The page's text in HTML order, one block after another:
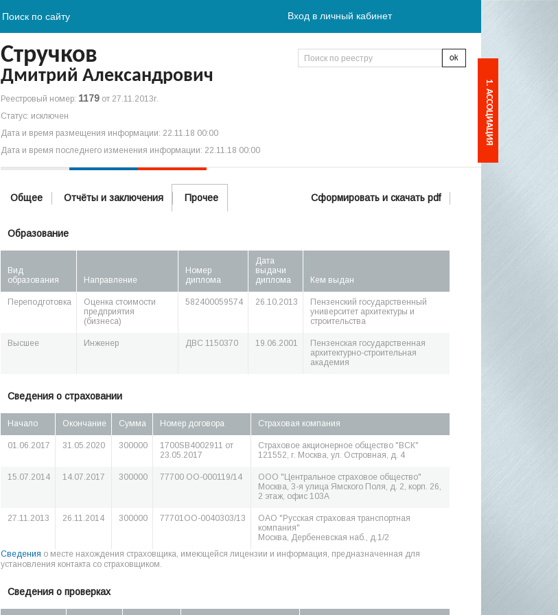
Вход в личный кабинет
Стручков
Дмитрий Александрович
Реестровый номер: 1179 от 27.11.2013г.
Статус: исключен
Дата и время размещения информации: 22.11.18 00:00
Дата и время последнего изменения информации: 22.11.18 00:00
Общее Отчёты и заключения Прочее Сформировать и скачать pdf
Образование
Вид
образования
Направление
Номер
диплома
Дата
выдачи
диплома
Кем выдан
Переподготовка
Оценка стоимости
предприятия
(бизнеса)
582400059574 26.10.2013
Пензенский государственный
университет архитектуры и
строительства
Высшее Инженер ДВС 1150370 19.06.2001
Пензенская государственная
архитектурно-строительная
академия
Сведения о страховании
Начало Окончание Сумма Номер договора Страховая компания
01.06.2017 31.05.2020 300000
1700SB4002911 от
23.05.2017
Страховое акционерное общество "ВСК"
121552, г. Москва, ул. Островная, д. 4
15.07.2014 14.07.2017 300000 77700 ОО-000119/14
ООО "Центральное страховое общество"
Москва, 3-я улица Ямского Поля, д. 2, корп. 26,
2 этаж, офис 103А
27.11.2013 26.11.2014 300000 77701ОО-0040303/13
ОАО "Русская страховая транспортная
компания"
Москва, Дербеневская наб., д.1/2
Сведения о месте нахождения страховщика, имеющейся лицензии и информация, предназначенная для
установления контакта со страховщиком.
Сведения о проверках
1. АССОЦИАЦИЯ